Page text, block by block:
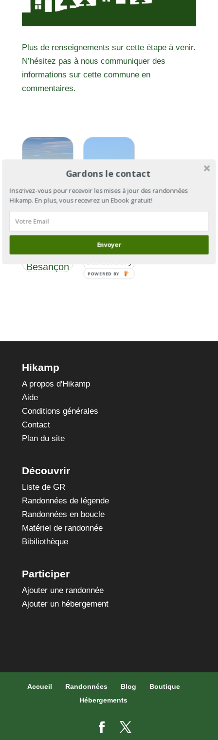
Plus de renseignements sur cette étape à venir.
N’hésitez pas à nous communiquer des
informations sur cette commune en
commentaires.
Via
Francigena
de
Besançon
Francigena
: de
à Rome
Hikamp
A propos d'Hikamp
Aide
Conditions générales
Contact
Plan du site
Découvrir
Liste de GR
Randonnées de légende
Randonnées en boucle
Matériel de randonnée
Bibiliothèque
Participer
Ajouter une randonnée
Ajouter un hébergement
Accueil Randonnées Blog
Boutique
Hébergements
Gardons le contact
Inscrivez-vous pour recevoir les mises à jour des randonnées
Hikamp. En plus, vous recevrez un Ebook gratuit!
Envoyer
POWERED BY